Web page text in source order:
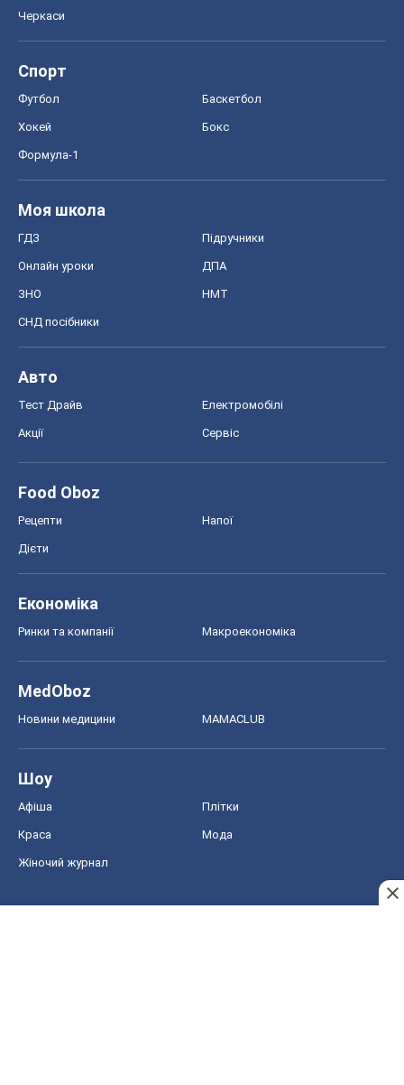
Черкаси
Спорт
Футбол Баскетбол
Хокей Бокс
Формула-1
Моя школа
ГДЗ Підручники
Онлайн уроки ДПА
ЗНО НМТ
СНД посібники
Авто
Тест Драйв Електромобілі
Акції Сервіс
Food Oboz
Рецепти Напої
Дієти
Економіка
Ринки та компанії Макроекономіка
MedOboz
Новини медицини MAMACLUB
Шоу
Афіша Плітки
Краса Мода
Жіночий журнал